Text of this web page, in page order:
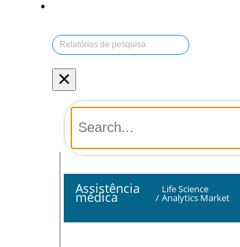
×
Assistência
médica /
Life Science
Analytics Market